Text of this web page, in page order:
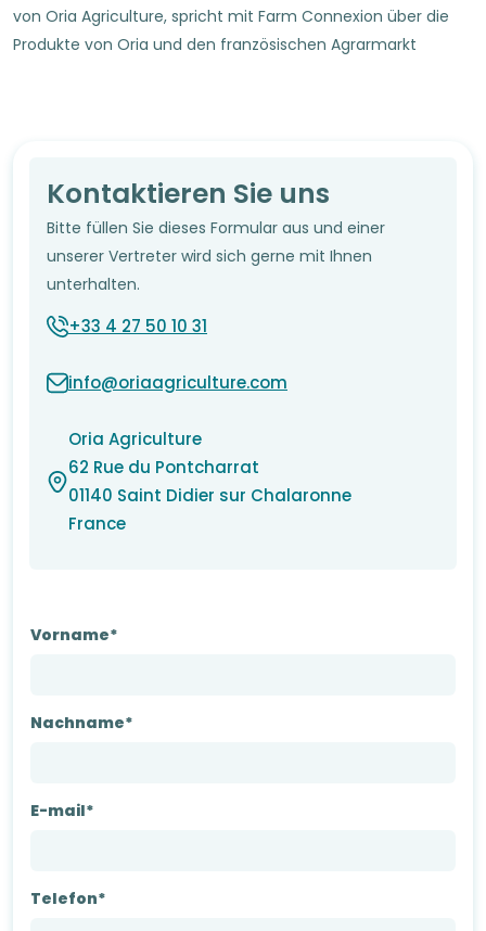
von Oria Agriculture, spricht mit Farm Connexion über die
Produkte von Oria und den französischen Agrarmarkt
Kontaktieren Sie uns
Bitte füllen Sie dieses Formular aus und einer
unserer Vertreter wird sich gerne mit Ihnen
unterhalten.
+33 4 27 50 10 31
info@oriaagriculture.com
Oria Agriculture
62 Rue du Pontcharrat
01140 Saint Didier sur Chalaronne
France
Vorname*
Nachname*
E-mail*
Telefon*